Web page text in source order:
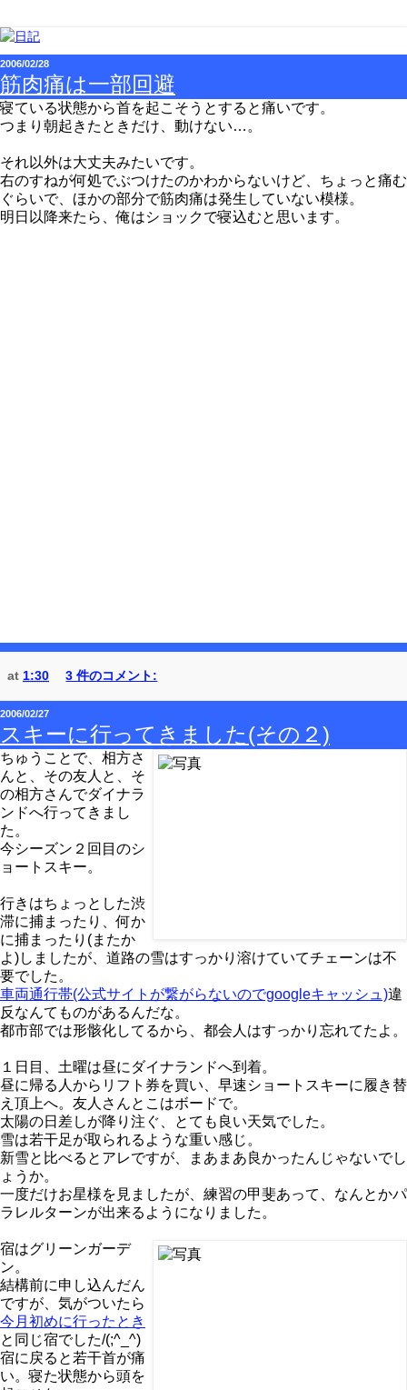
2006/02/28
筋肉痛は一部回避
寝ている状態から首を起こそうとすると痛いです。
つまり朝起きたときだけ、動けない…。
それ以外は大丈夫みたいです。
右のすねが何処でぶつけたのかわからないけど、ちょっと痛む
ぐらいで、ほかの部分で筋肉痛は発生していない模様。
明日以降来たら、俺はショックで寝込むと思います。
at 1:30 3 件のコメント:
2006/02/27
スキーに行ってきました(その２)
ちゅうことで、相方さ
んと、その友人と、そ
の相方さんでダイナラ
ンドへ行ってきまし
た。
今シーズン２回目のシ
ョートスキー。
行きはちょっとした渋
滞に捕まったり、何か
に捕まったり(またか
よ)しましたが、道路の雪はすっかり溶けていてチェーンは不
要でした。
車両通行帯(公式サイトが繋がらないのでgoogleキャッシュ)違
反なんてものがあるんだな。
都市部では形骸化してるから、都会人はすっかり忘れてたよ。
１日目、土曜は昼にダイナランドへ到着。
昼に帰る人からリフト券を買い、早速ショートスキーに履き替
え頂上へ。友人さんとこはボードで。
太陽の日差しが降り注ぐ、とても良い天気でした。
雪は若干足が取られるような重い感じ。
新雪と比べるとアレですが、まあまあ良かったんじゃないでし
ょうか。
一度だけお星様を見ましたが、練習の甲斐あって、なんとかパ
ラレルターンが出来るようになりました。
宿はグリーンガーデ
ン。
結構前に申し込んだん
ですが、気がついたら
今月初めに行ったとき
と同じ宿でした/(;^_^)
宿に戻ると若干首が痛
い。寝た状態から頭を